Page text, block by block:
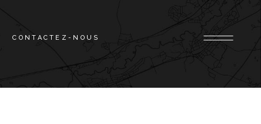
CONTACTEZ-NOUS